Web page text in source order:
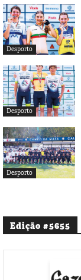
Desporto
Desporto
Desporto
Edição #5655